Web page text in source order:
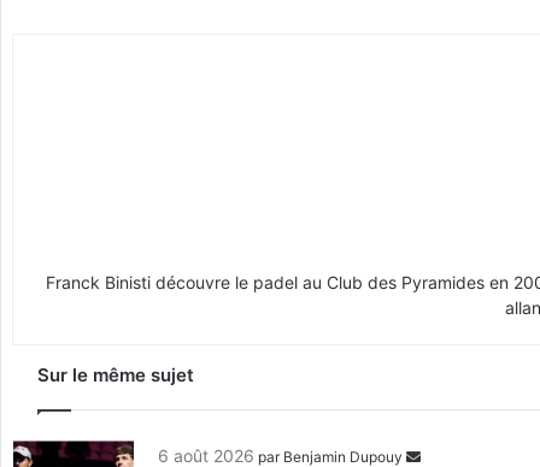
Franck Binisti découvre le padel au Club des Pyramides en
Sur le même sujet
6 août 2026 par Benjamin Dupouy